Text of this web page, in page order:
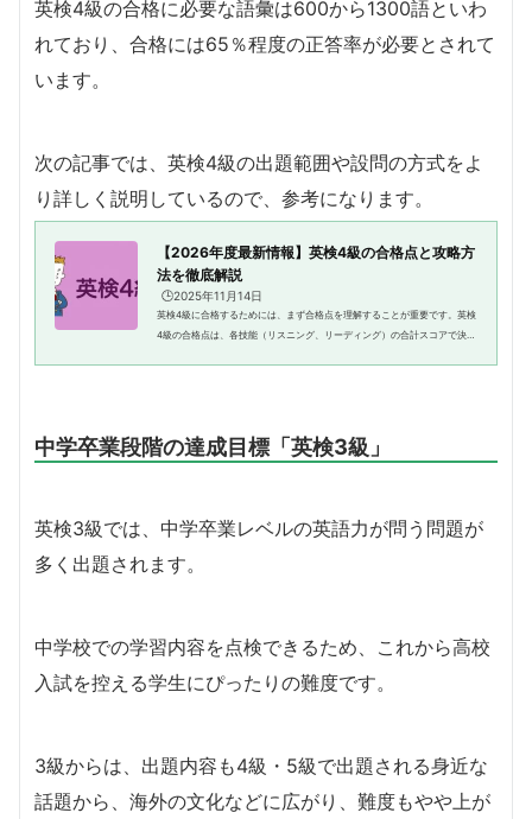
英検4級の合格に必要な語彙は600から1300語といわ
れており、合格には65％程度の正答率が必要とされて
います。
次の記事では、英検4級の出題範囲や設問の方式をよ
り詳しく説明しているので、参考になります。
【2026年度最新情報】英検4級の合格点と攻略方
法を徹底解説
🕒️2025年11月14日
英検4級に合格するためには、まず合格点を理解することが重要です。英検
4級の合格点は、各技能（リスニング、リーディング）の合計スコアで決ま
中学卒業段階の達成目標「英検3級」
英検3級では、中学卒業レベルの英語力が問う問題が
多く出題されます。
中学校での学習内容を点検できるため、これから高校
入試を控える学生にぴったりの難度です。
3級からは、出題内容も4級・5級で出題される身近な
話題から、海外の文化などに広がり、難度もやや上が